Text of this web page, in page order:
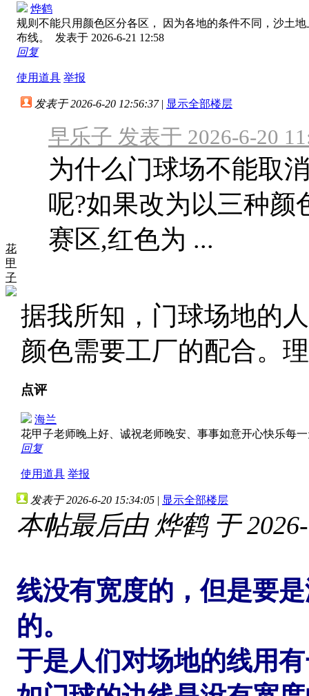
烨鹤
规则不能只用颜色区分各区， 因为各地的条件不同，沙土
布线。 发表于 2026-6-21 12:58
回复
使用道具 举报
花
甲
子
发表于 2026-6-20 12:56:37 | 显示全部楼层
早乐子 发表于 2026-6-20
为什么门球场不能取
呢?如果改为以三种
赛区,红色为 ...
据我所知，门球场地的
颜色需要工厂的配合。
点评
海兰
花甲子老师晚上好、诚祝老师晚安、事事如意开心快乐每
回复
使用道具 举报
发表于 2026-6-20 15:34:05 | 显示全部楼层
本帖最后由 烨鹤 于
线没有宽度的，但是要
的。
于是人们对场地的线用